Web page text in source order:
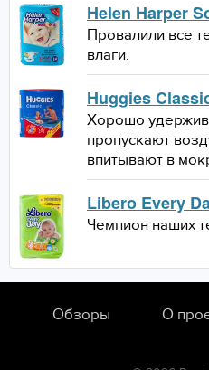
Helen Harper
Провалили все
влаги.
Huggies
Хорошо
пропускают
впитывают в
Libero Every
Чемпион наших
Обзоры О